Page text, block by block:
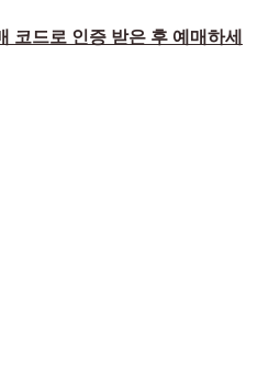
코드로 인증 받은 후 예매하세